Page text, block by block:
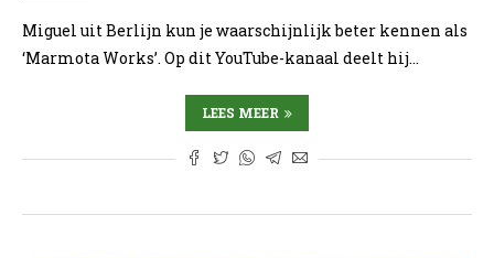
Miguel uit Berlijn kun je waarschijnlijk beter kennen als
‘Marmota Works’. Op dit YouTube-kanaal deelt hij…
LEES MEER